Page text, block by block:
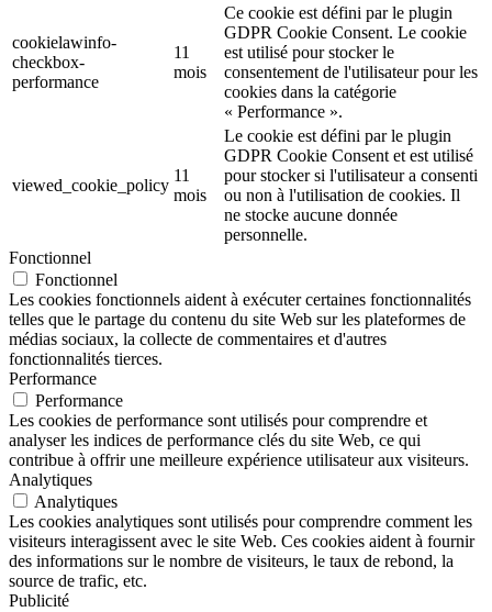
cookielawinfo-
checkbox-
performance
11
mois
Ce cookie est défini par le plugin
GDPR Cookie Consent. Le cookie
est utilisé pour stocker le
consentement de l'utilisateur pour les
cookies dans la catégorie
« Performance ».
viewed_cookie_policy
11
mois
Le cookie est défini par le plugin
GDPR Cookie Consent et est utilisé
pour stocker si l'utilisateur a consenti
ou non à l'utilisation de cookies. Il
ne stocke aucune donnée
personnelle.
Fonctionnel
Fonctionnel
Les cookies fonctionnels aident à exécuter certaines fonctionnalités
telles que le partage du contenu du site Web sur les plateformes de
médias sociaux, la collecte de commentaires et d'autres
fonctionnalités tierces.
Performance
Performance
Les cookies de performance sont utilisés pour comprendre et
analyser les indices de performance clés du site Web, ce qui
contribue à offrir une meilleure expérience utilisateur aux visiteurs.
Analytiques
Analytiques
Les cookies analytiques sont utilisés pour comprendre comment les
visiteurs interagissent avec le site Web. Ces cookies aident à fournir
des informations sur le nombre de visiteurs, le taux de rebond, la
source de trafic, etc.
Publicité